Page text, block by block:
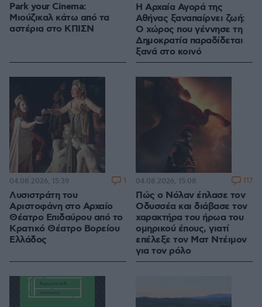
Park your Cinema:
Μιούζικαλ κάτω από τα
αστέρια στο ΚΠΙΣΝ
Η Αρχαία Αγορά της
Αθήνας ξαναπαίρνει ζωή:
Ο χώρος που γέννησε τη
Δημοκρατία παραδίδεται
ξανά στο κοινό
Λυσιστράτη του
Αριστοφάνη στο Αρχαίο
Θέατρο Επιδαύρου από το
Κρατικό Θέατρο Βορείου
Ελλάδος
04.08.2026, 15:39 1
Πώς ο Νόλαν έπλασε τον
Οδυσσέα και διάβασε τον
χαρακτήρα του ήρωα του
ομηρικού έπους, γιατί
επέλεξε τον Ματ Ντέιμον
για τον ρόλο
04.08.2026, 15:08 117